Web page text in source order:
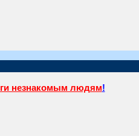
незнакомым людям!